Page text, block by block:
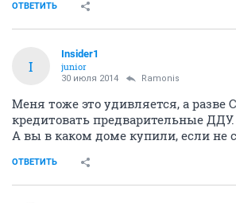
ОТВЕТИТЬ
I
Insider1
junior
30 июля 2014 Ramonis
Меня тоже это удивляется, а разве
кредитовать предварительные ДДУ.
А вы в каком доме купили, если не
ОТВЕТИТЬ